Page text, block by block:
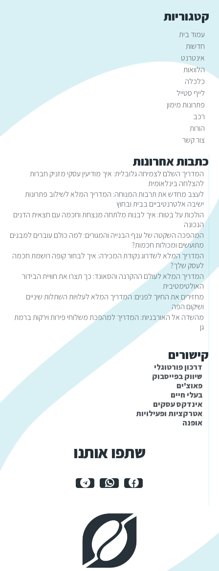
קטגוריות
עמוד בית
חדשות
אינטרנט
הלוואות
כלכלה
לייף סטייל
פתרונות מימון
רכב
הורות
צור קשר
כתבות אחרונות
המדריך השלם לצמיחה גלובלית: איך מודיעין עסקי מזניק חברות
להצלחה בינלאומית
לעצב מחדש את תרבות המנוחה: המדריך המלא לשילוב פתרונות
ישיבה אלטרנטיביים בבית ובחוץ
הולכות על בטוח: איך לבנות מלתחה מנצחת וחכמה עם חצאית הדנים
הנכונה
המהפכה השקטה של ענף הבנייה והמגורים: למה כולם עוברים למבנים
מתועשים ומכולות חכמות?
המדריך המלא לשדרוג נקודת המכירה: איך לבחור קופה רושמת חכמה
לעסק שלך?
המדריך המלא לעולם ההקרנה והסאונד: כך תצרו את חוויית הבידור
האולטימטיבית
מחזירים את החיוך לפנים: המדריך המלא לעלויות השתלות שיניים
ושיקום הפה
מהשדה אל האורבניות: המדריך למהפכת משלוחי פירות וירקות ברמת
גן
קישורים
דרכון פורטוגלי
שיווק בפייסבוק
פאוצ'ים
בעלי חיים
אינדקס עסקים
אטרקציות ופעילויות
אופנה
שתפו אותנו